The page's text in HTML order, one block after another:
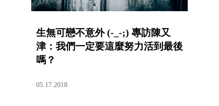
生無可戀不意外 (-_-;) 專訪陳又
津：我們一定要這麼努力活到最後
嗎？
05.17.2018